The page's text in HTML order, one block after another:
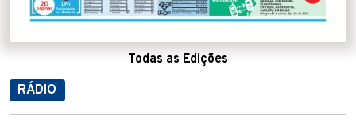
Todas as Edições
RÁDIO